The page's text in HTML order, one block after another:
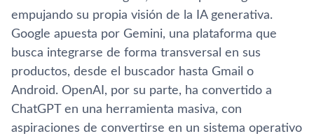
empujando su propia visión de la IA generativa.
Google apuesta por Gemini, una plataforma que
busca integrarse de forma transversal en sus
productos, desde el buscador hasta Gmail o
Android. OpenAI, por su parte, ha convertido a
ChatGPT en una herramienta masiva, con
aspiraciones de convertirse en un sistema operativo